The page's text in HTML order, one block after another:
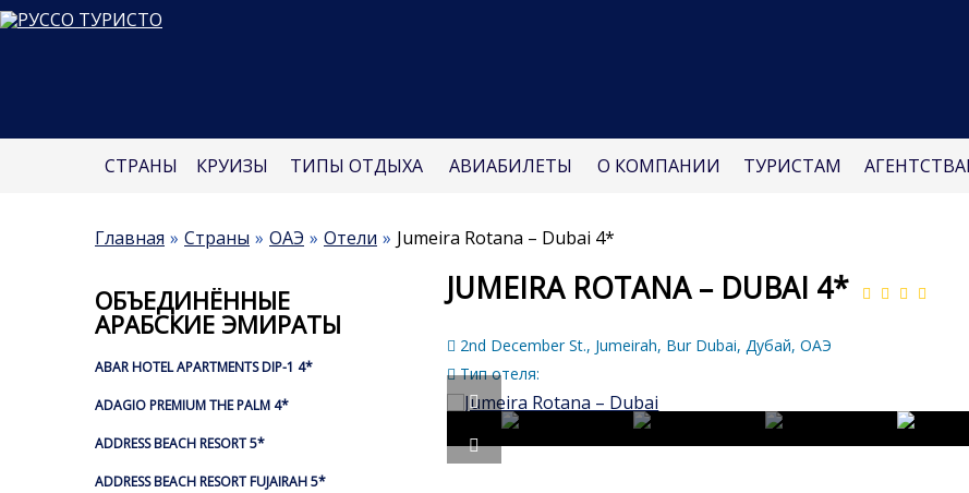
СТРАНЫ КРУИЗЫ ТИПЫ ОТДЫХА АВИАБИЛЕТЫ О КОМПАНИИ ТУРИСТАМ
Главная Страны ОАЭ Отели Jumeira Rotana – Dubai 4*
JUMEIRA ROTANA – DUBAI 4*
2nd December St., Jumeirah, Bur Dubai, Дубай, ОАЭ
Тип отеля:
ОБЪЕДИНЁННЫЕ
АРАБСКИЕ ЭМИРАТЫ
ABAR HOTEL APARTMENTS DIP-1 4*
ADAGIO PREMIUM THE PALM 4*
ADDRESS BEACH RESORT 5*
ADDRESS BEACH RESORT FUJAIRAH 5*